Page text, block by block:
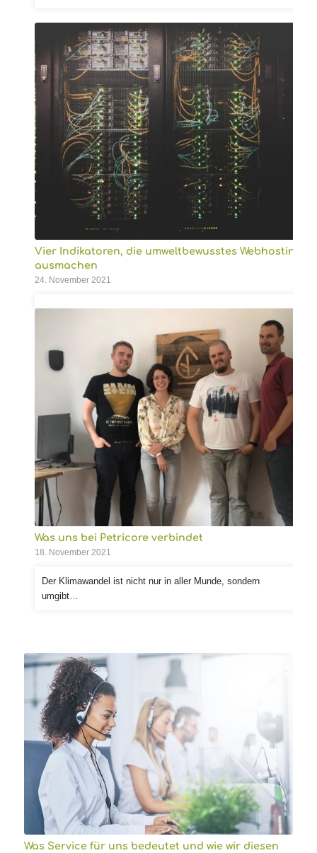
Vier Indikatoren, die umweltbewusstes Webhosting
ausmachen
24. November 2021
Was uns bei Petricore verbindet
18. November 2021
Der Klimawandel ist nicht nur in aller Munde, sondern
umgibt…
Was Service für uns bedeutet und wie wir diesen